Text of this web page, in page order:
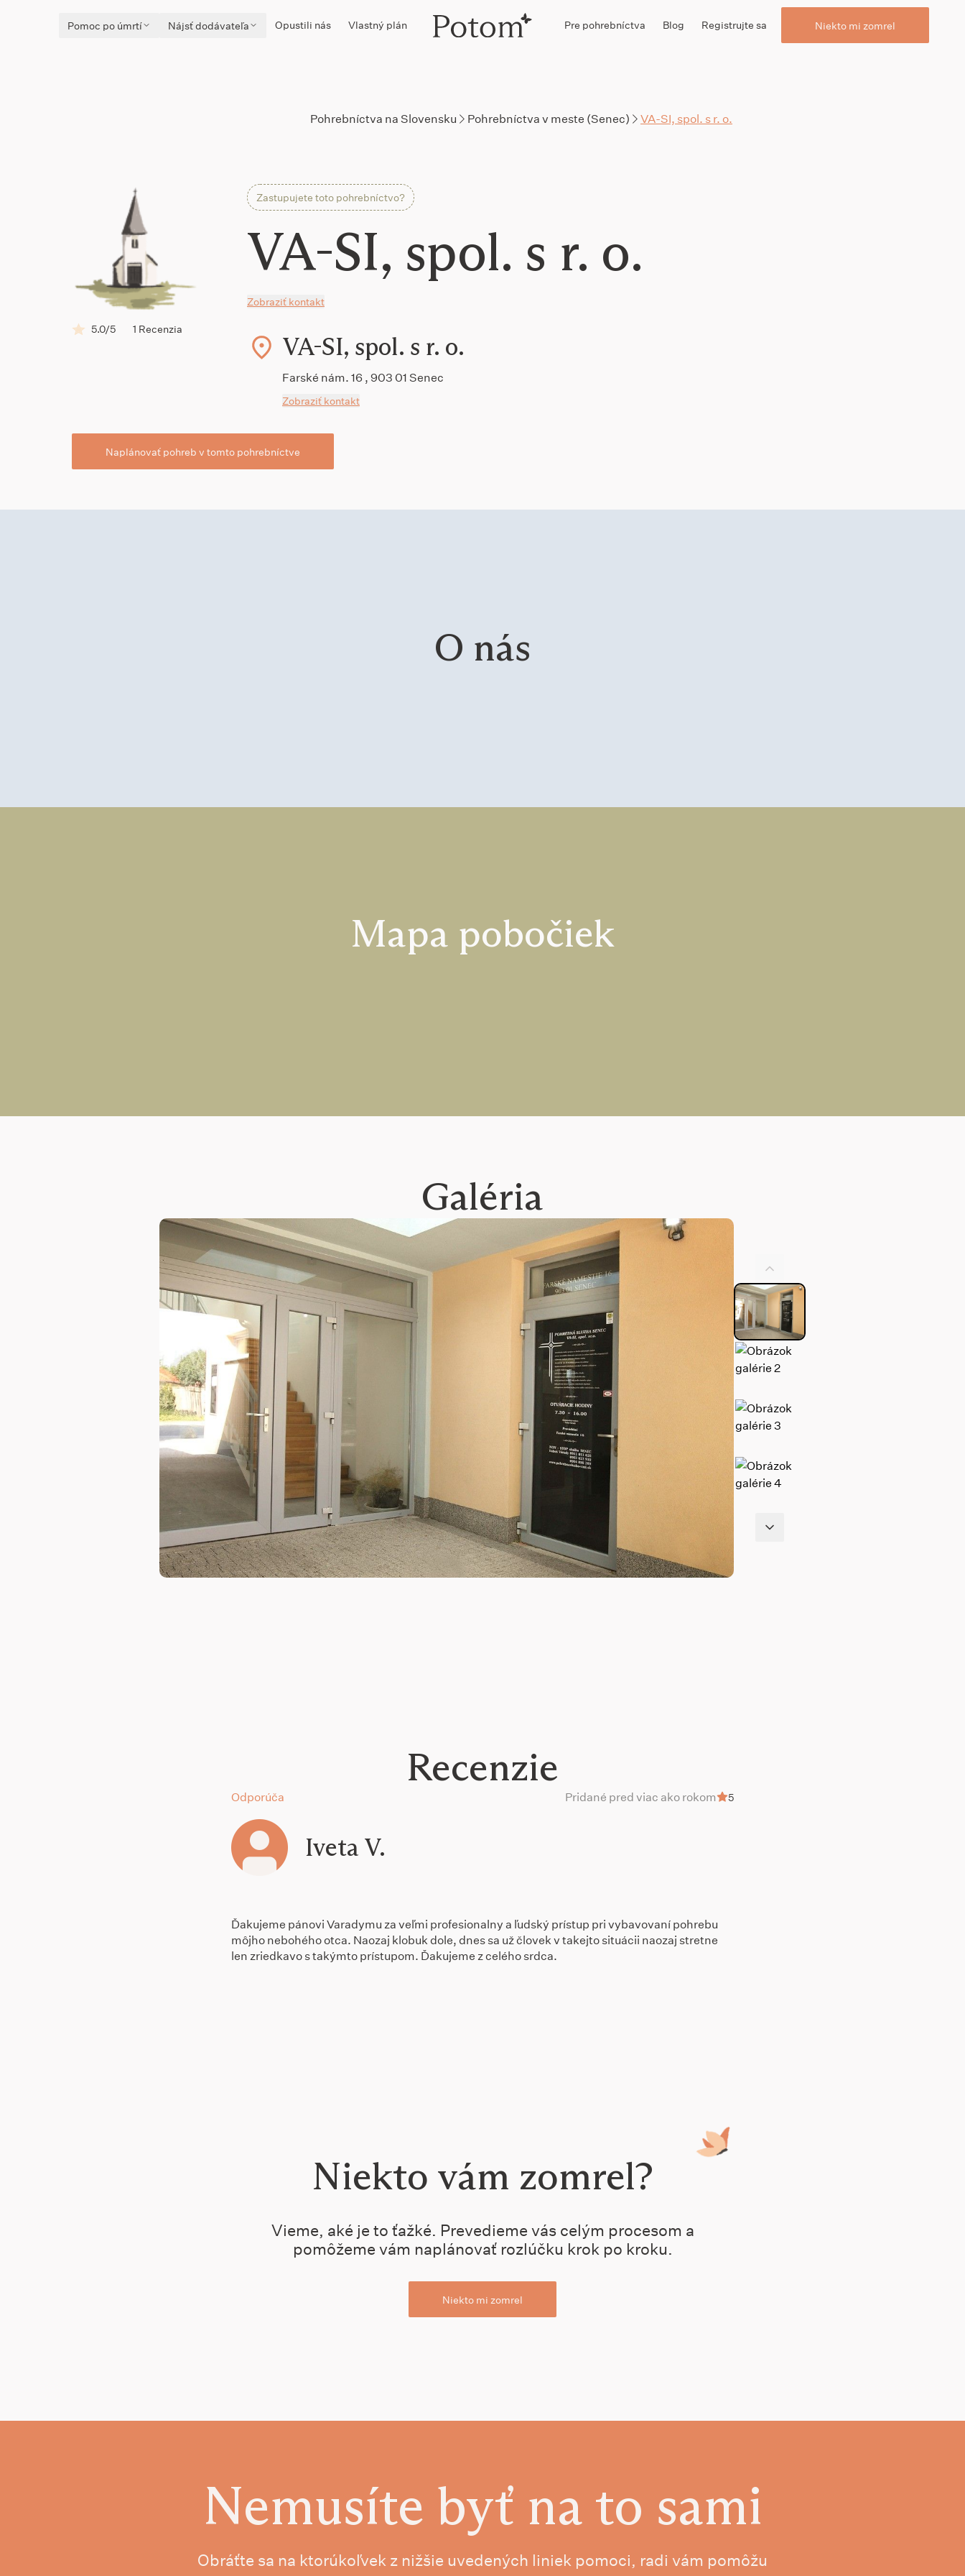
Pomoc po úmrtí Nájsť dodávateľa Opustili nás Vlastný plán Pre pohrebníctva Blog Registrujte sa Niekto mi zomrel
Pohrebníctva na Slovensku Pohrebníctva v meste (Senec) VA-SI, spol. s r. o.
5.0/5 1 Recenzia
Zastupujete toto pohrebníctvo?
VA-SI, spol. s r. o.
Zobraziť kontakt
VA-SI, spol. s r. o.
Farské nám. 16 , 903 01 Senec
Zobraziť kontakt
Naplánovať pohreb v tomto pohrebníctve
O nás
Mapa pobočiek
Galéria
Recenzie
Odporúča Pridané pred viac ako rokom 5
Iveta V.
Ďakujeme pánovi Varadymu za veľmi profesionalny a ľudský prístup pri vybavovaní pohrebu
môjho nebohého otca. Naozaj klobuk dole, dnes sa už človek v takejto situácii naozaj stretne
len zriedkavo s takýmto prístupom. Ďakujeme z celého srdca.
Niekto vám zomrel?
Vieme, aké je to ťažké. Prevedieme vás celým procesom a
pomôžeme vám naplánovať rozlúčku krok po kroku.
Niekto mi zomrel
Nemusíte byť na to sami
Obráťte sa na ktorúkoľvek z nižšie uvedených liniek pomoci, radi vám pomôžu